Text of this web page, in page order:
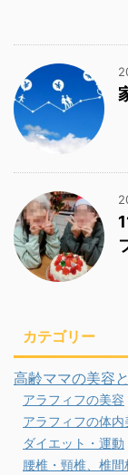
カテゴリー
高齢ママの美容
アラフィフの美容
アラフィフの体内
ダイエット・運動
腰椎・頸椎、椎間